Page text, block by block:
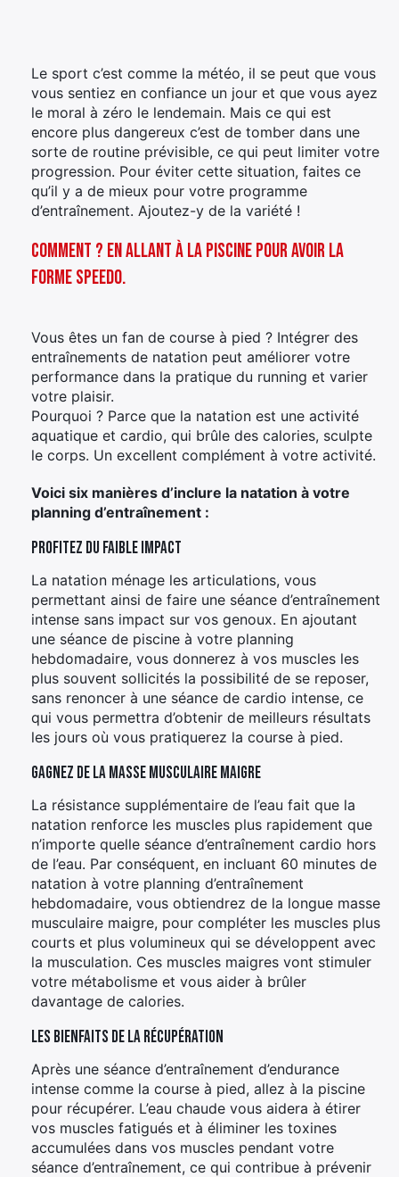
Le sport c’est comme la météo, il se peut que vous
vous sentiez en confiance un jour et que vous ayez
le moral à zéro le lendemain. Mais ce qui est
encore plus dangereux c’est de tomber dans une
sorte de routine prévisible, ce qui peut limiter votre
progression. Pour éviter cette situation, faites ce
qu’il y a de mieux pour votre programme
d’entraînement. Ajoutez-y de la variété !
Comment ? En allant à la piscine pour avoir la
forme Speedo.
Vous êtes un fan de course à pied ? Intégrer des
entraînements de natation peut améliorer votre
performance dans la pratique du running et varier
votre plaisir.
Pourquoi ? Parce que la natation est une activité
aquatique et cardio, qui brûle des calories, sculpte
le corps. Un excellent complément à votre activité.
Voici six manières d’inclure la natation à votre
planning d’entraînement :
Profitez du faible impact
La natation ménage les articulations, vous
permettant ainsi de faire une séance d’entraînement
intense sans impact sur vos genoux. En ajoutant
une séance de piscine à votre planning
hebdomadaire, vous donnerez à vos muscles les
plus souvent sollicités la possibilité de se reposer,
sans renoncer à une séance de cardio intense, ce
qui vous permettra d’obtenir de meilleurs résultats
les jours où vous pratiquerez la course à pied.
Gagnez de la masse musculaire maigre
La résistance supplémentaire de l’eau fait que la
natation renforce les muscles plus rapidement que
n’importe quelle séance d’entraînement cardio hors
de l’eau. Par conséquent, en incluant 60 minutes de
natation à votre planning d’entraînement
hebdomadaire, vous obtiendrez de la longue masse
musculaire maigre, pour compléter les muscles plus
courts et plus volumineux qui se développent avec
la musculation. Ces muscles maigres vont stimuler
votre métabolisme et vous aider à brûler
davantage de calories.
Les bienfaits de la récupération
Après une séance d’entraînement d’endurance
intense comme la course à pied, allez à la piscine
pour récupérer. L’eau chaude vous aidera à étirer
vos muscles fatigués et à éliminer les toxines
accumulées dans vos muscles pendant votre
séance d’entraînement, ce qui contribue à prévenir